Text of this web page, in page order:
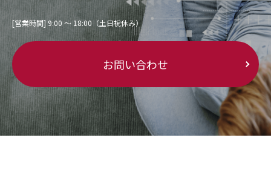
[営業時間] 9:00 〜 18:00（土日祝休み）
お問い合わせ